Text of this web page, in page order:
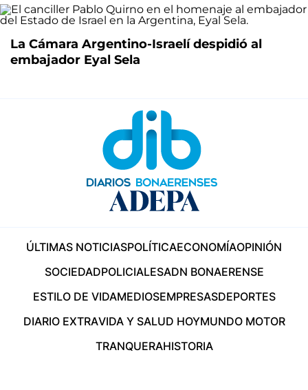
La Cámara Argentino-Israelí despidió al
embajador Eyal Sela
ÚLTIMAS NOTICIASPOLÍTICAECONOMÍAOPINIÓN
SOCIEDADPOLICIALESADN BONAERENSE
ESTILO DE VIDAMEDIOSEMPRESASDEPORTES
DIARIO EXTRAVIDA Y SALUD HOYMUNDO MOTOR
TRANQUERAHISTORIA